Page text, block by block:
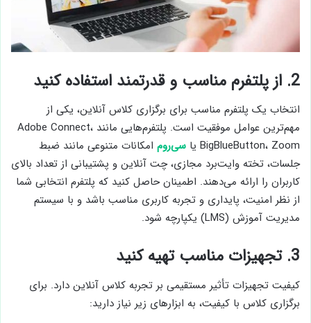
2. از پلتفرم مناسب و قدرتمند استفاده کنید
انتخاب یک پلتفرم مناسب برای برگزاری کلاس آنلاین، یکی از
مهم‌ترین عوامل موفقیت است. پلتفرم‌هایی مانند Adobe Connect،
BigBlueButton، Zoom یا
سی‌روم امکانات متنوعی مانند ضبط
جلسات، تخته وایت‌برد مجازی، چت آنلاین و پشتیبانی از تعداد بالای
کاربران را ارائه می‌دهند. اطمینان حاصل کنید که پلتفرم انتخابی شما
از نظر امنیت، پایداری و تجربه کاربری مناسب باشد و با سیستم
مدیریت آموزش (LMS) یکپارچه شود.
3. تجهیزات مناسب تهیه کنید
کیفیت تجهیزات تأثیر مستقیمی بر تجربه کلاس آنلاین دارد. برای
برگزاری کلاس با کیفیت، به ابزارهای زیر نیاز دارید: